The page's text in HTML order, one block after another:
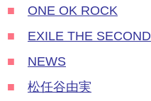
■
ONE OK ROCK
■
EXILE THE SECOND
■
NEWS
■
松任谷由実